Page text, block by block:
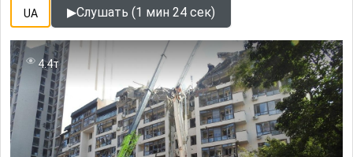
UA ▶Слушать (1 мин 24 сек)
4.4т